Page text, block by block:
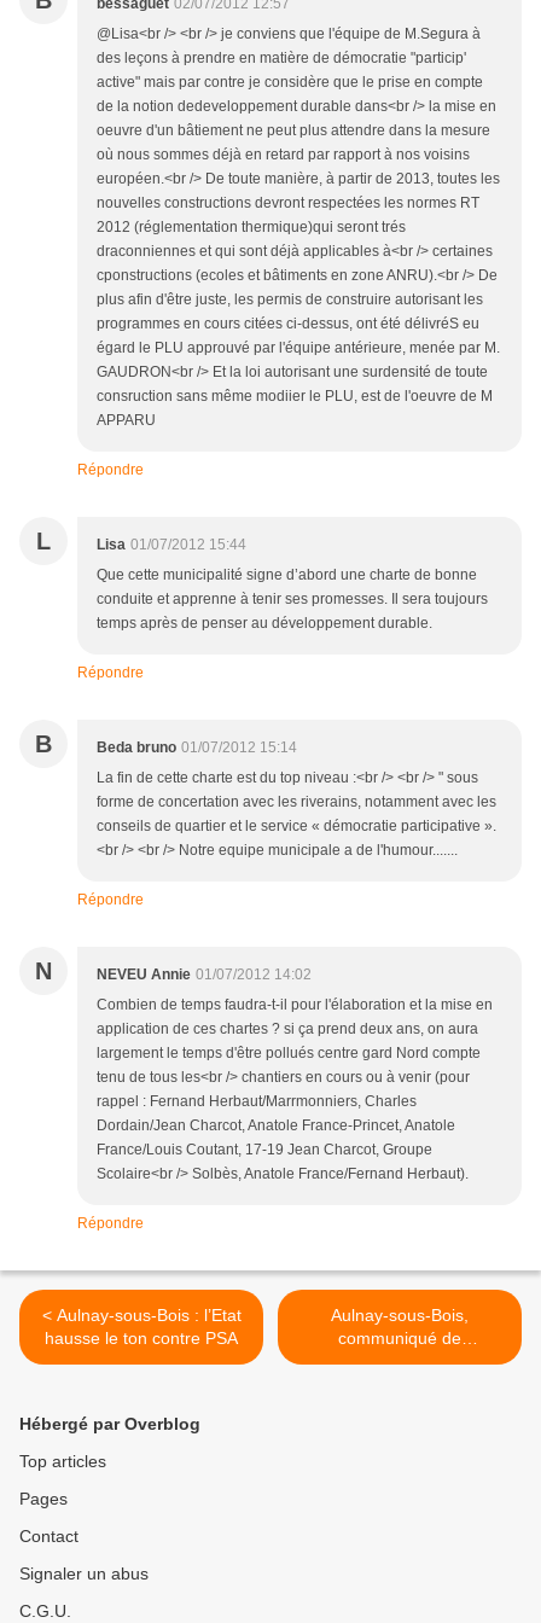
bessaguet 02/07/2012 12:57
@Lisa<br /> <br /> je conviens que l'équipe de M.Segura à
des leçons à prendre en matière de démocratie "particip'
active" mais par contre je considère que le prise en compte
de la notion dedeveloppement durable dans<br /> la mise en
oeuvre d'un bâtiement ne peut plus attendre dans la mesure
où nous sommes déjà en retard par rapport à nos voisins
européen.<br /> De toute manière, à partir de 2013, toutes les
nouvelles constructions devront respectées les normes RT
2012 (réglementation thermique)qui seront trés
draconniennes et qui sont déjà applicables à<br /> certaines
cponstructions (ecoles et bâtiments en zone ANRU).<br /> De
plus afin d'être juste, les permis de construire autorisant les
programmes en cours citées ci-dessus, ont été délivréS eu
égard le PLU approuvé par l'équipe antérieure, menée par M.
GAUDRON<br /> Et la loi autorisant une surdensité de toute
consruction sans même modiier le PLU, est de l'oeuvre de M
APPARU
Répondre
L Lisa 01/07/2012 15:44
Que cette municipalité signe d’abord une charte de bonne
conduite et apprenne à tenir ses promesses. Il sera toujours
temps après de penser au développement durable.
Répondre
B Beda bruno 01/07/2012 15:14
La fin de cette charte est du top niveau :<br /> <br /> " sous
forme de concertation avec les riverains, notamment avec les
conseils de quartier et le service « démocratie participative ».
<br /> <br /> Notre equipe municipale a de l'humour.......
Répondre
N NEVEU Annie 01/07/2012 14:02
Combien de temps faudra-t-il pour l'élaboration et la mise en
application de ces chartes ? si ça prend deux ans, on aura
largement le temps d'être pollués centre gard Nord compte
tenu de tous les<br /> chantiers en cours ou à venir (pour
rappel : Fernand Herbaut/Marrmonniers, Charles
Dordain/Jean Charcot, Anatole France-Princet, Anatole
France/Louis Coutant, 17-19 Jean Charcot, Groupe
Scolaire<br /> Solbès, Anatole France/Fernand Herbaut).
Répondre
< Aulnay-sous-Bois : l’Etat
hausse le ton contre PSA
Aulnay-sous-Bois,
communiqué de
l’association Croix-Blanche :
Hébergé par Overblog
Top articles
Pages
Contact
Signaler un abus
C.G.U.